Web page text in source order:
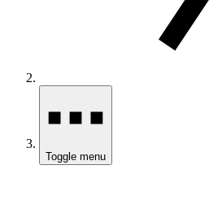
Toggle menu